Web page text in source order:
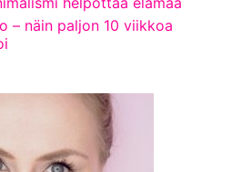
– näin paljon 10 viikkoa